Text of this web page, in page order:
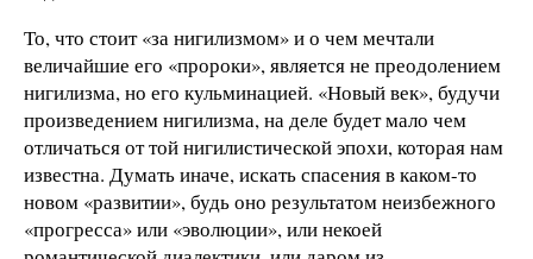
То, что стоит «за нигилизмом» и о чем мечтали
величайшие его «пророки», является не преодолением
нигилизма, но его кульминацией. «Новый век», будучи
произведением нигилизма, на деле будет мало чем
отличаться от той нигилистической эпохи, которая нам
известна. Думать иначе, искать спасения в каком-то
новом «развитии», будь оно результатом неизбежного
«прогресса» или «эволюции», или некоей